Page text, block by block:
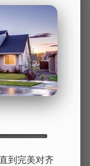
到完美对齐